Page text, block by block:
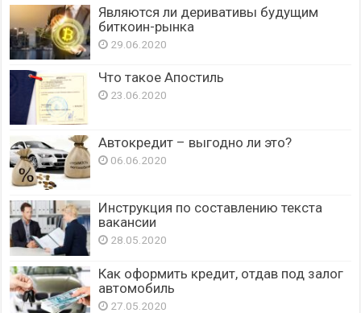
Являются ли деривативы будущим
биткоин-рынка
29.06.2020
Что такое Апостиль
23.06.2020
Автокредит – выгодно ли это?
06.06.2020
Инструкция по составлению текста
вакансии
28.05.2020
Как оформить кредит, отдав под залог
автомобиль
27.05.2020